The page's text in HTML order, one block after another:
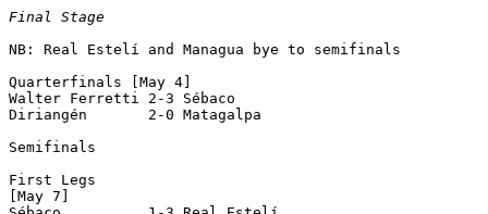
Final Stage
NB: Real Estelí and Managua bye to semifinals
Quarterfinals [May 4]
Walter Ferretti 2-3 Sébaco
Diriangén       2-0 Matagalpa
Semifinals
First Legs
[May 7]